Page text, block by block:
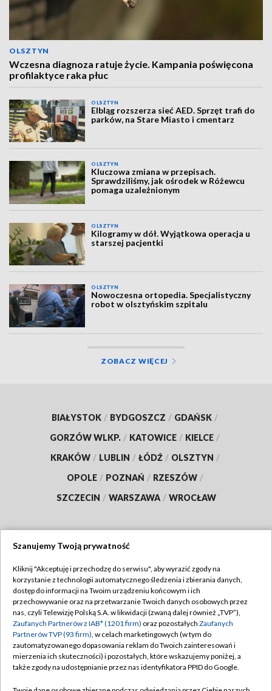
OLSZTYN
Wczesna diagnoza ratuje życie. Kampania poświęcona
profilaktyce raka płuc
OLSZTYN
Elbląg rozszerza sieć AED. Sprzęt trafi do
parków, na Stare Miasto i cmentarz
OLSZTYN
Kluczowa zmiana w przepisach.
Sprawdziliśmy, jak ośrodek w Różewcu
pomaga uzależnionym
OLSZTYN
Kilogramy w dół. Wyjątkowa operacja u
starszej pacjentki
OLSZTYN
Nowoczesna ortopedia. Specjalistyczny
robot w olsztyńskim szpitalu
ZOBACZ WIĘCEJ
BIAŁYSTOK / BYDGOSZCZ / GDAŃSK /
GORZÓW WLKP. / KATOWICE / KIELCE /
KRAKÓW / LUBLIN / ŁÓDŹ / OLSZTYN /
OPOLE / POZNAŃ / RZESZÓW /
SZCZECIN / WARSZAWA / WROCŁAW
TVP
Abonament TVP
Emisja w TVP
Centrum informacji TVP
Naziemna Telewizja Cyfrowa
Regulamin TVP
Polityka prywatności
Moje zgody
Pomoc
Szanujemy Twoją prywatność
Kliknij "Akceptuję i przechodzę do serwisu", aby wyrazić zgody na
korzystanie z technologii automatycznego śledzenia i zbierania danych,
dostęp do informacji na Twoim urządzeniu końcowym i ich
przechowywanie oraz na przetwarzanie Twoich danych osobowych przez
nas, czyli Telewizję Polską S.A. w likwidacji (zwaną dalej również „TVP”),
Zaufanych Partnerów z IAB* (1201 firm) oraz pozostałych Zaufanych
Partnerów TVP (93 firm), w celach marketingowych (w tym do
zautomatyzowanego dopasowania reklam do Twoich zainteresowań i
mierzenia ich skuteczności) i pozostałych, które wskazujemy poniżej, a
także zgody na udostępnianie przez nas identyfikatora PPID do Google.